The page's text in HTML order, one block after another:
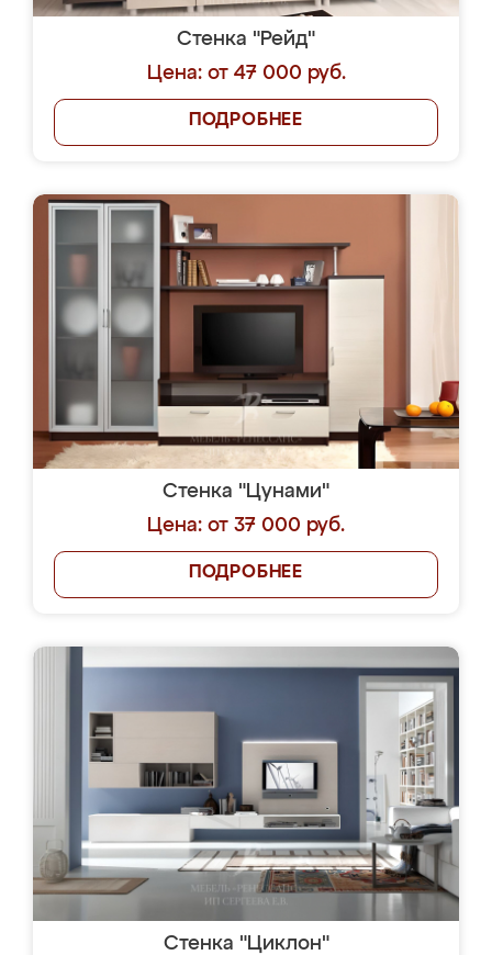
Стенка "Рейд"
Цена: от 47 000 руб.
ПОДРОБНЕЕ
Стенка "Цунами"
Цена: от 37 000 руб.
ПОДРОБНЕЕ
Стенка "Циклон"